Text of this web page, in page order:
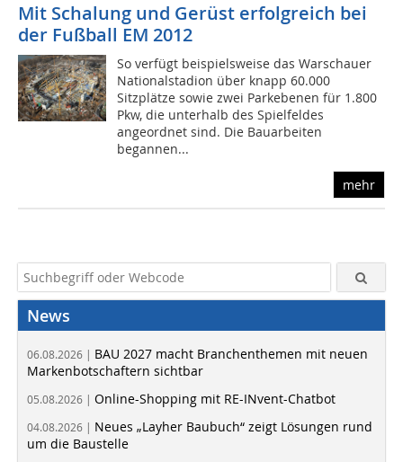
Mit Schalung und Gerüst erfolgreich bei
der Fußball EM 2012
So verfügt beispielsweise das Warschauer
Nationalstadion über knapp 60.000
Sitzplätze sowie zwei Parkebenen für 1.800
Pkw, die unterhalb des Spielfeldes
angeordnet sind. Die Bauarbeiten
begannen...
mehr
News
06.08.2026 | BAU 2027 macht Branchenthemen mit neuen
Markenbotschaftern sichtbar
05.08.2026 | Online-Shopping mit RE-INvent-Chatbot
04.08.2026 | Neues „Layher Baubuch“ zeigt Lösungen rund
um die Baustelle